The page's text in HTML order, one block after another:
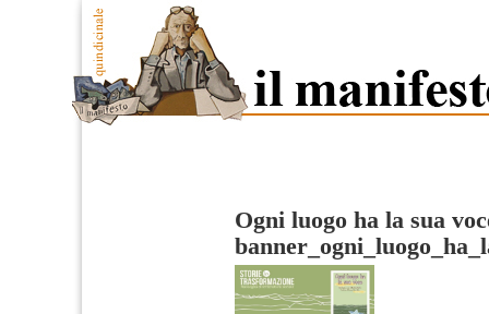
Ogni luogo ha la sua